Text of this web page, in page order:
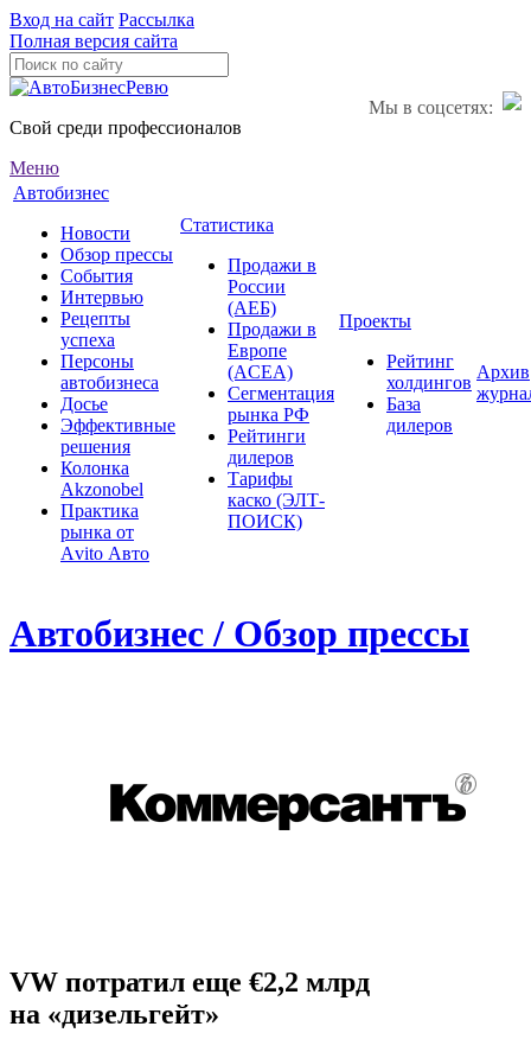
Вход на сайт Рассылка
Полная версия сайта
Мы в соцсетях:
Свой среди профессионалов
Меню
Автобизнес
Новости
Обзор прессы
События
Интервью
Рецепты
успеха
Персоны
автобизнеса
Досье
Эффективные
решения
Колонка
Akzonobel
Практика
рынка от
Аvito Авто
Статистика
Продажи в
России
(АЕБ)
Продажи в
Европе
(ACEA)
Сегментация
рынка РФ
Рейтинги
дилеров
Тарифы
каско (ЭЛТ-
ПОИСК)
Проекты
Рейтинг
холдингов
База
дилеров
Архив
Автобизнес / Обзор прессы
VW потратил еще €2,2 млрд
на «дизельгейт»